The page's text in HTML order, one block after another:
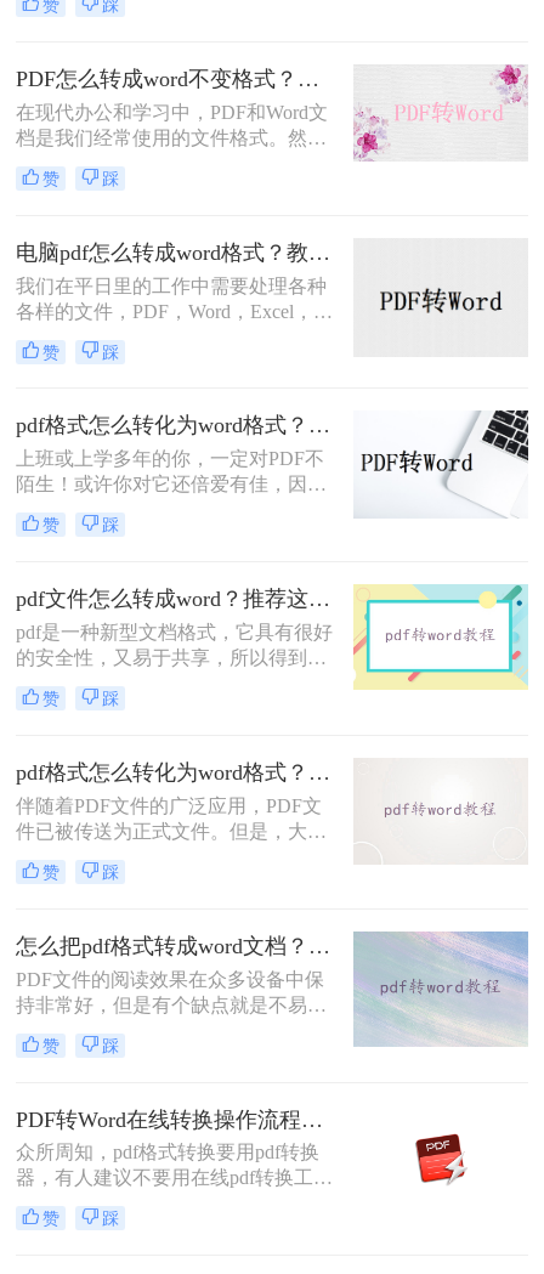
而 PDF 文件并不是一个易于编辑的格
成 Word 文档是非常必要的。转换
PDF 文件成 Word 文档的方法有很
多，以下是怎么把pdf格式转成word文
档方法。
赞 踩
PDF怎么转成word不变格式？手把手教你转换！
在现代办公和学习中，PDF和Word文
档是我们经常使用的文件格式。然
而，有时我们需要将PDF文件转换成
Word文档以方便编辑和修改。随着技
换工具来实现这一目标。那么，PDF
怎么转成word不变格式呢?接下来，
让我们一起去了解一下吧!
赞 踩
电脑pdf怎么转成word格式？教你二个免费方法！
我们在平日里的工作中需要处理各种
各样的文件，PDF，Word，Excel，
PPT多多少少都有用到，各种的工作
内容需要用到不同的工具，在一些的
式，很多初入职场的小伙伴不清楚电
脑pdf怎么转成word格式，那么小编下
面就来分享二个免费转换方法，一起
来看看吧。
赞 踩
pdf格式怎么转化为word格式？三种操作方法分享给你！
上班或上学多年的你，一定对PDF不
陌生！或许你对它还倍爱有佳，因为
不管在哪它都能保留住你设置好的文
档格式！不过，有时候你对它可能也
经常遇到重重阻碍...但，若是PDF能
随时转成Word文档，这种障碍也就不
存在啦，它依旧是你的宠儿~
赞 踩
pdf文件怎么转成word？推荐这二种方法！
pdf是一种新型文档格式，它具有很好
的安全性，又易于共享，所以得到了
广泛的应用。我们认可它的优点，同
时也要接受它的缺点，比如说pdf不是
法，有人说可以把pdf转换成word。下
面我们先来看看pdf文件怎么转成word
方法。
赞 踩
pdf格式怎么转化为word格式？教大家几个转换方法！
伴随着PDF文件的广泛应用，PDF文
件已被传送为正式文件。但是，大多
数人仍然偏爱使用Word进行编辑，无
法处理手边的PDF文件。pdf格式怎么
就为大家解答。在小编通过几个在小
编实践中将PDF转化为Word文档的方
法之后，给大家整理了pdf转word的方
法。
赞 踩
怎么把pdf格式转成word文档？教你一种简单好用的转换方法！
PDF文件的阅读效果在众多设备中保
持非常好，但是有个缺点就是不易编
辑，有些不想被别人编辑内容的朋友
呢，就喜欢把文档做成PDF格式的，
过，当你办公整理资料的时候需要将
文档内容复制下来，接到都是PDF格
式的文档，那就很心累了。这时候就
需要把pdf格式转成word文档了，那么
怎么把pdf格式转成word文档呢？下面
讲讲在线转换方法。
赞 踩
PDF转Word在线转换操作流程：从上传到下载1分钟搞定！
众所周知，pdf格式转换要用pdf转换
器，有人建议不要用在线pdf转换工
具，认为存在一定风险，有可能泄露
文件内容。其实，只有你选择一款足
赞 踩